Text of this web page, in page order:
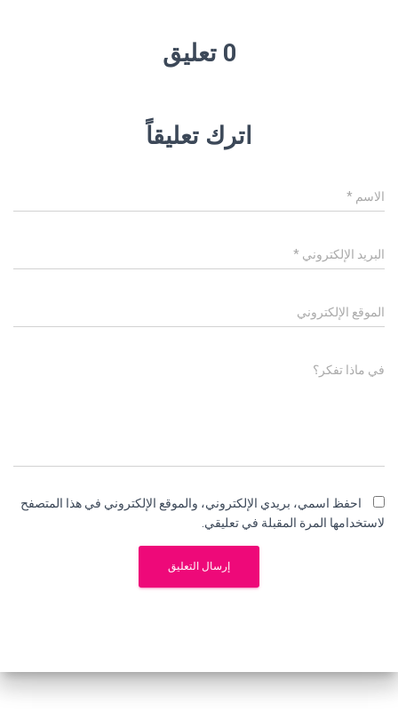
0 تعليق
اترك تعليقاً
الاسم *
البريد الإلكتروني *
الموقع الإلكتروني
في ماذا تفكر؟
احفظ اسمي، بريدي الإلكتروني، والموقع الإلكتروني في هذا المتصفح
لاستخدامها المرة المقبلة في تعليقي.